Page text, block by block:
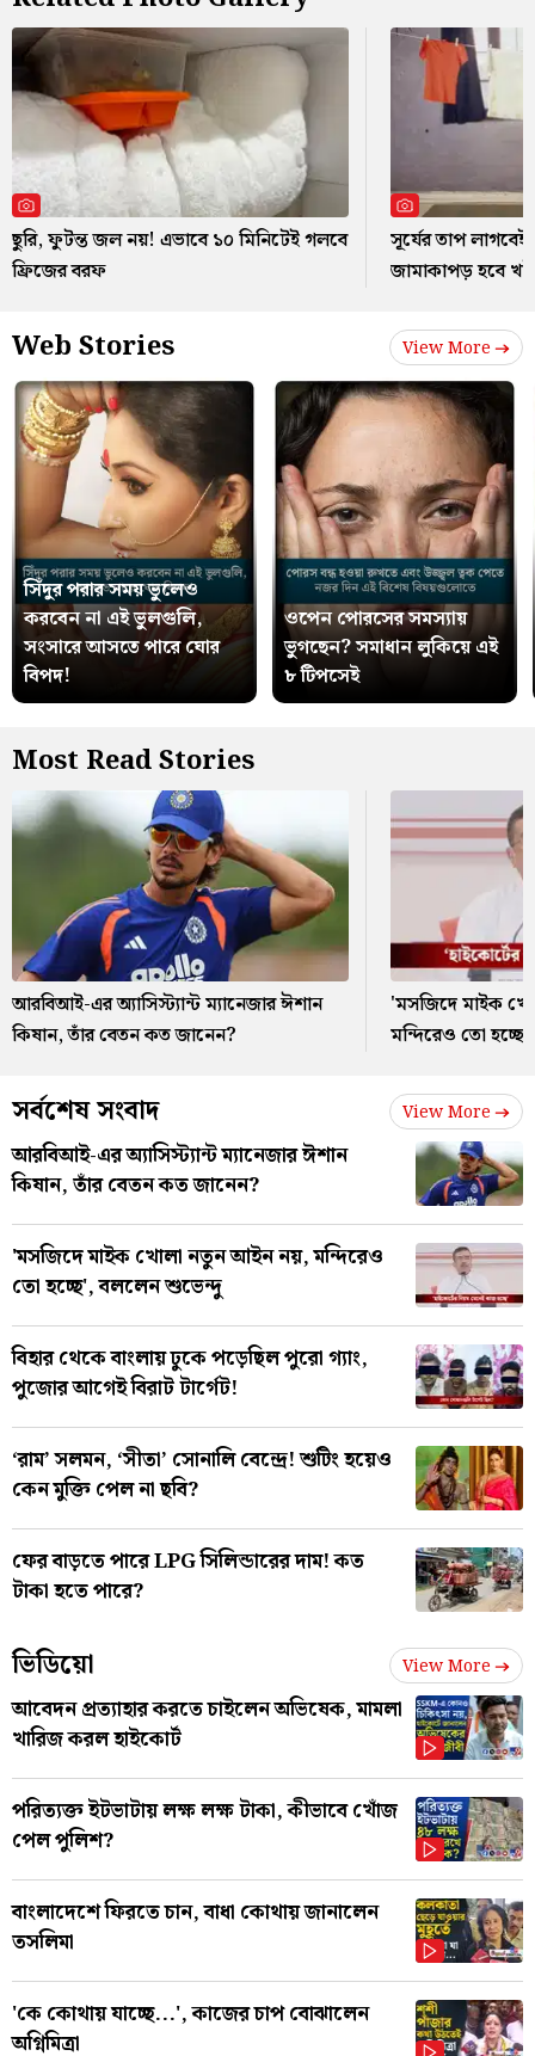
ছুরি, ফুটন্ত জল নয়! এভাবে ১০ মিনিটেই গলবে
ফ্রিজের বরফ
সূর্যের তাপ লাগবেই
জামাকাপড় হবে
Web Stories View More
সিঁদুর পরার সময় ভুলেও
করবেন না এই ভুলগুলি,
সংসারে আসতে পারে ঘোর
বিপদ!
ওপেন পোরসের সমস্যায়
ভুগছেন? সমাধান লুকিয়ে এই
৮ টিপসেই
Most Read Stories
আরবিআই-এর অ্যাসিস্ট্যান্ট ম্যানেজার ঈশান
কিষান, তাঁর বেতন কত জানেন?
'মসজিদে মাইক
মন্দিরেও তো
সর্বশেষ সংবাদ View More
আরবিআই-এর অ্যাসিস্ট্যান্ট ম্যানেজার ঈশান
কিষান, তাঁর বেতন কত জানেন?
'মসজিদে মাইক খোলা নতুন আইন নয়, মন্দিরেও
তো হচ্ছে', বললেন শুভেন্দু
বিহার থেকে বাংলায় ঢুকে পড়েছিল পুরো গ্যাং,
পুজোর আগেই বিরাট টার্গেট!
‘রাম’ সলমন, ‘সীতা’ সোনালি বেন্দ্রে! শুটিং হয়েও
কেন মুক্তি পেল না ছবি?
ফের বাড়তে পারে LPG সিলিন্ডারের দাম! কত
টাকা হতে পারে?
ভিডিয়ো View More
আবেদন প্রত্যাহার করতে চাইলেন অভিষেক, মামলা
খারিজ করল হাইকোর্ট
পরিত্যক্ত ইটভাটায় লক্ষ লক্ষ টাকা, কীভাবে খোঁজ
পেল পুলিশ?
বাংলাদেশে ফিরতে চান, বাধা কোথায় জানালেন
তসলিমা
'কে কোথায় যাচ্ছে...', কাজের চাপ বোঝালেন
অগ্নিমিত্রা